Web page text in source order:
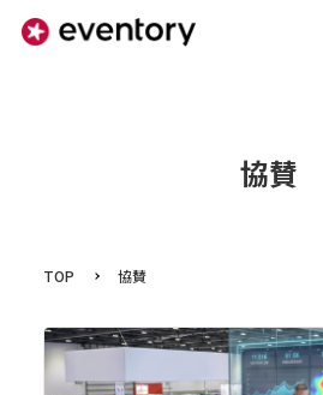
協賛
TOP 協賛